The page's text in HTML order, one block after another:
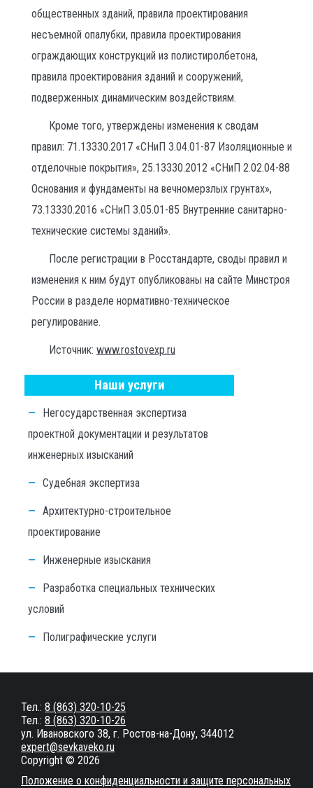
общественных зданий, правила проектирования
несъемной опалубки, правила проектирования
ограждающих конструкций из полистиролбетона,
правила проектирования зданий и сооружений,
подверженных динамическим воздействиям.
Кроме того, утверждены изменения к сводам
правил: 71.13330.2017 «СНиП 3.04.01-87 Изоляционные и
отделочные покрытия», 25.13330.2012 «СНиП 2.02.04-88
Основания и фундаменты на вечномерзлых грунтах»,
73.13330.2016 «СНиП 3.05.01-85 Внутренние санитарно-
технические системы зданий».
После регистрации в Росстандарте, своды правил и
изменения к ним будут опубликованы на сайте Минстроя
России в разделе нормативно-техническое
регулирование.
Источник: www.rostovexp.ru
Наши услуги
Негосударственная экспертиза
проектной документации и результатов
инженерных изысканий
Судебная экспертиза
Архитектурно-строительное
проектирование
Инженерные изыскания
Разработка специальных технических
условий
Полиграфические услуги
Тел.: 8 (863) 320-10-25
Тел.: 8 (863) 320-10-26
ул. Ивановского 38, г. Ростов-на-Дону, 344012
expert@sevkaveko.ru
Copyright © 2026
Положение о конфиденциальности и защите персональных